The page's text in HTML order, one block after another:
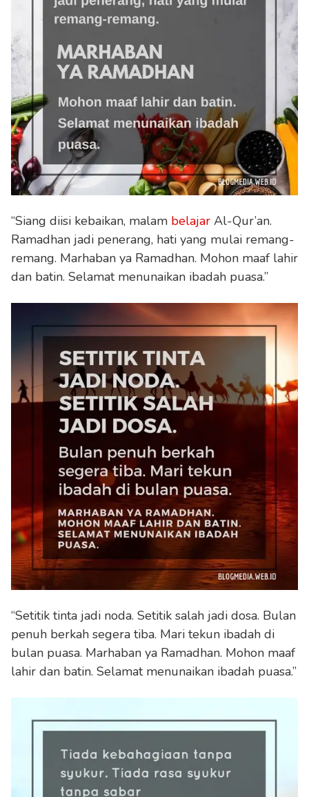
“Siang diisi kebaikan, malam belajar Al-Qur’an.
Ramadhan jadi penerang, hati yang mulai remang-
remang. Marhaban ya Ramadhan. Mohon maaf lahir
dan batin. Selamat menunaikan ibadah puasa.”
“Setitik tinta jadi noda. Setitik salah jadi dosa. Bulan
penuh berkah segera tiba. Mari tekun ibadah di
bulan puasa. Marhaban ya Ramadhan. Mohon maaf
lahir dan batin. Selamat menunaikan ibadah puasa.”